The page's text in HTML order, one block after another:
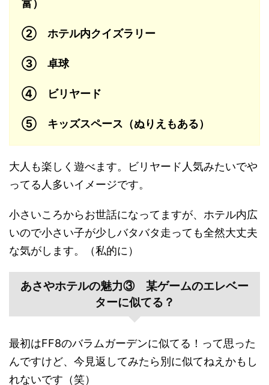
富）
② ホテル内クイズラリー
③ 卓球
④ ビリヤード
⑤ キッズスペース（ぬりえもある）
大人も楽しく遊べます。ビリヤード人気みたいでや
ってる人多いイメージです。
小さいころからお世話になってますが、ホテル内広
いので小さい子が少しバタバタ走っても全然大丈夫
な気がします。（私的に）
あさやホテルの魅力③ 某ゲームのエレベー
ターに似てる？
最初はFF8のバラムガーデンに似てる！って思った
んですけど、今見返してみたら別に似てねえかもし
れないです（笑）